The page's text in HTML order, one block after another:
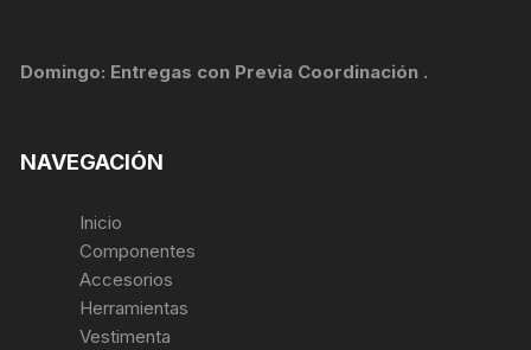
Domingo: Entregas con Previa Coordinación .
NAVEGACIÓN
Inicio
Componentes
Accesorios
Herramientas
Vestimenta